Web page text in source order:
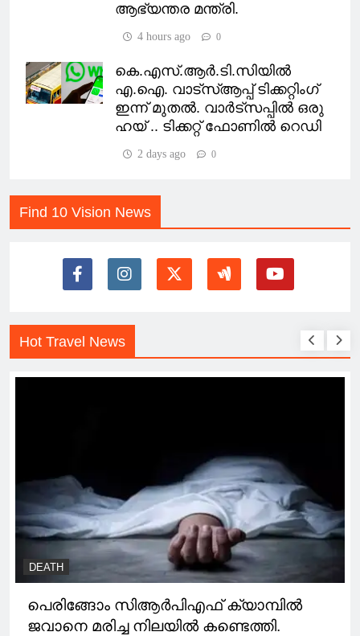
ആഭ്യന്തര മന്ത്രി.
4 hours ago 0
കെ.എസ്.ആര്‍.ടി.സിയില്‍
എ.ഐ. വാട്സ്ആപ്പ് ടിക്കറ്റിംഗ്
ഇന്ന് മുതല്‍. വാർട്സപ്പിൽ ഒരു
ഹയ് .. ടിക്കറ്റ് ഫോണിൽ റെഡി
2 days ago 0
Find 10 Vision News
Hot Travel News
DEATH
പെരിങ്ങോം സിആർപിഎഫ് ക്യാമ്പിൽ
ജവാനെ മരിച്ച നിലയിൽ കണ്ടെത്തി.